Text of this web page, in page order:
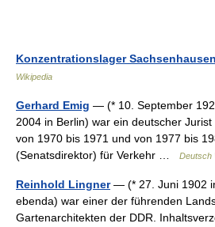
Konzentrationslager Sachsenhausen
Wikipedia
Gerhard Emig — (* 10. September
2004 in Berlin) war ein deutscher
von 1970 bis 1971 und von 1977 bis
(Senatsdirektor) für Verkehr …
Deutsch
Reinhold Lingner— (* 27. Juni 1902
ebenda) war einer der führenden
Gartenarchitekten der DDR.